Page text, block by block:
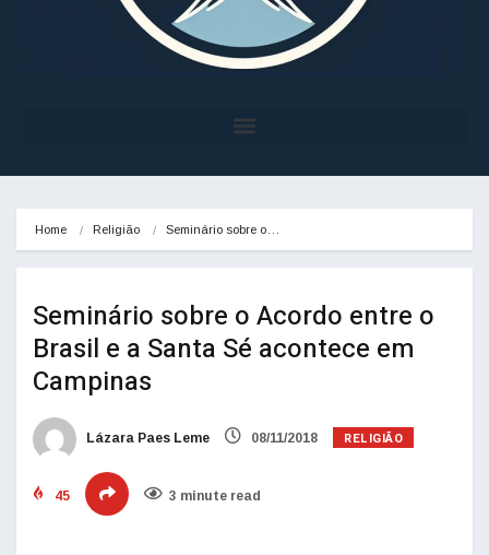
Home Religião Seminário sobre o…
Seminário sobre o Acordo entre o
Brasil e a Santa Sé acontece em
Campinas
Lázara Paes Leme 08/11/2018 RELIGIÃO
45 3 minute read